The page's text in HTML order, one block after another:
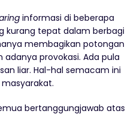
informasi di beberapa
kurang tepat dalam berbagi
membagikan potongan
provokasi. Ada pula
liar. Hal-hal semacam ini
bertanggungjawab atas